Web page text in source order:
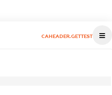
CAHEADER.GETTEST